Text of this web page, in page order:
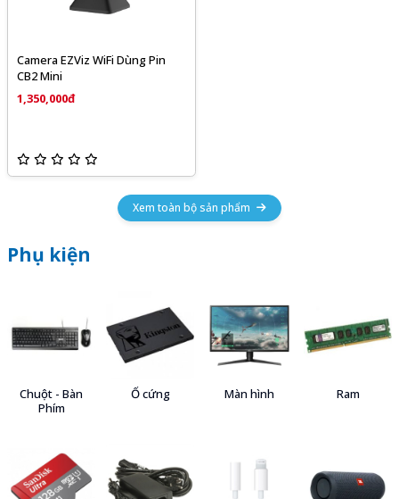
Camera EZViz WiFi Dùng Pin
CB2 Mini
1,350,000đ
Xem toàn bộ sản phẩm
Phụ kiện
Chuột - Bàn
Phím
Ổ cứng Màn hình Ram